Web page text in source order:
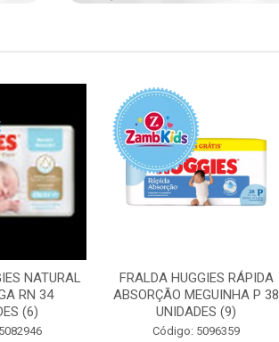
NATURAL
RN 34
(6)
FRALDA HUGGIES RÁPIDA
ABSORÇÃO MEGUINHA P 38
UNIDADES (9)
Código: 5096359